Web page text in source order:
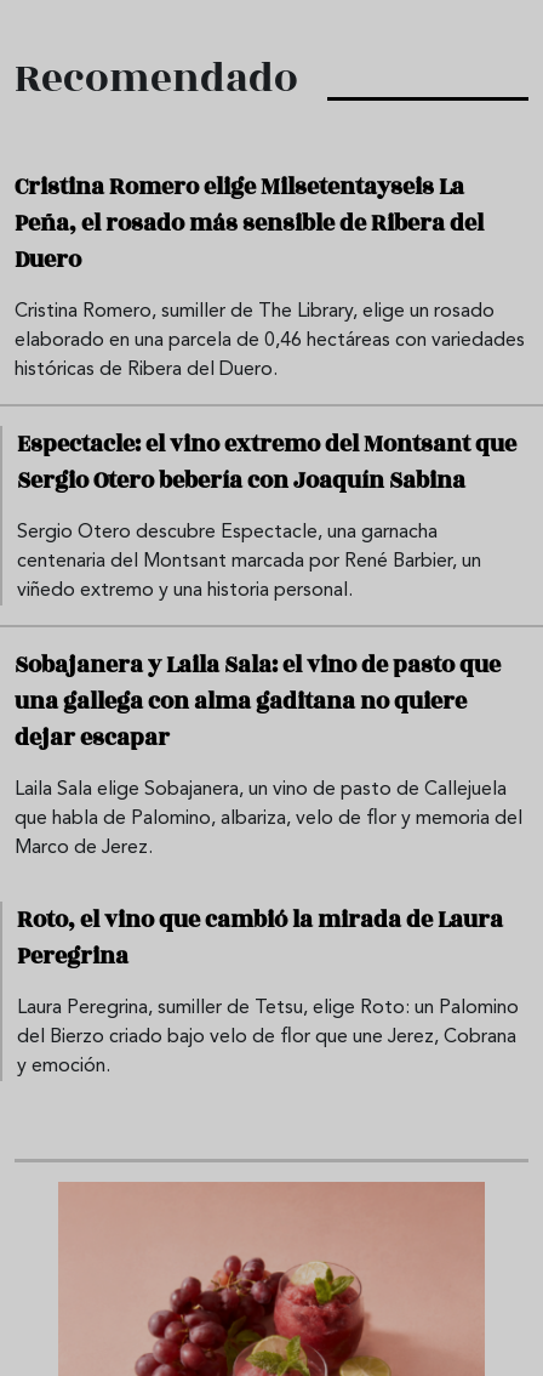
Recomendado
Cristina Romero elige Milsetentayseis La
Peña, el rosado más sensible de Ribera del
Duero
Cristina Romero, sumiller de The Library, elige un rosado
elaborado en una parcela de 0,46 hectáreas con variedades
históricas de Ribera del Duero.
Espectacle: el vino extremo del Montsant que
Sergio Otero bebería con Joaquín Sabina
Sergio Otero descubre Espectacle, una garnacha
centenaria del Montsant marcada por René Barbier, un
viñedo extremo y una historia personal.
Sobajanera y Laila Sala: el vino de pasto que
una gallega con alma gaditana no quiere
dejar escapar
Laila Sala elige Sobajanera, un vino de pasto de Callejuela
que habla de Palomino, albariza, velo de flor y memoria del
Marco de Jerez.
Roto, el vino que cambió la mirada de Laura
Peregrina
Laura Peregrina, sumiller de Tetsu, elige Roto: un Palomino
del Bierzo criado bajo velo de flor que une Jerez, Cobrana
y emoción.